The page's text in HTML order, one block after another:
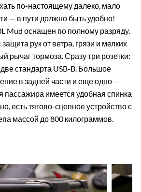
по-настоящему далеко, мало
— в пути должно быть удобно!
Mud оснащен по полному разряду.
рук от ветра, грязи и мелких
рычаг тормоза. Сразу три розетки:
стандарта USB-B. Большое
в задней части и еще одно —
пассажира имеется удобная спинка
есть тягово-сцепное устройство с
массой до 800 килограммов.